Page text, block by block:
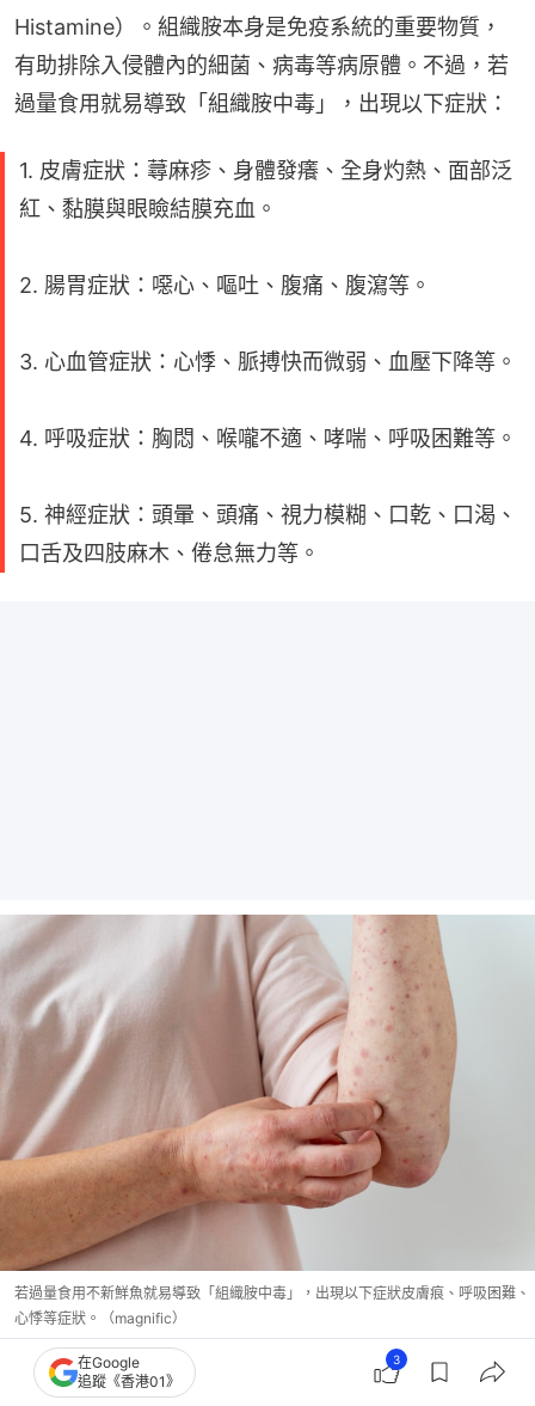
Histamine）。組織胺本身是免疫系統的重要物質，
有助排除入侵體內的細菌、病毒等病原體。不過，若
過量食用就易導致「組織胺中毒」，出現以下症狀：
1. 皮膚症狀：蕁麻疹、身體發癢、全身灼熱、面部泛
紅、黏膜與眼瞼結膜充血。
2. 腸胃症狀：噁心、嘔吐、腹痛、腹瀉等。
3. 心血管症狀：心悸、脈搏快而微弱、血壓下降等。
4. 呼吸症狀：胸悶、喉嚨不適、哮喘、呼吸困難等。
5. 神經症狀：頭暈、頭痛、視力模糊、口乾、口渴、
口舌及四肢麻木、倦怠無力等。
若過量食用不新鮮魚就易導致「組織胺中毒」，出現以下症狀皮膚痕、呼吸困難、
心悸等症狀。（magnific）
海鮮過敏｜甲殼類敏感與是否新鮮有關？中醫揭致敏
在Google
追蹤《香港01》
3